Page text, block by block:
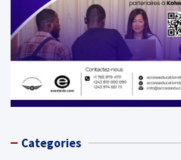
Categories